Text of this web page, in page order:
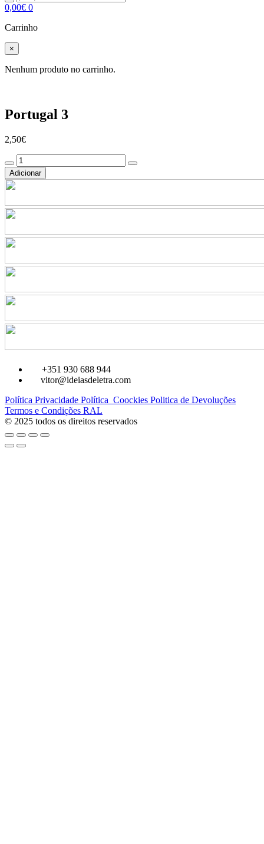
0,00€ 0
Carrinho
×
Nenhum produto no carrinho.
Portugal 3
2,50€
Quantidade
de
Portugal
3
Adicionar
+351 930 688 944
vitor@ideiasdeletra.com
Política Privacidade Política Coockies Politica de Devoluções
Termos e Condições RAL
© 2025 todos os direitos reservados